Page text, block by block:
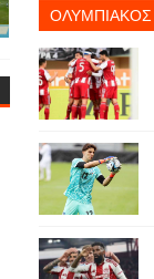
ΟΛΥΜΠΙΑΚΟΣ